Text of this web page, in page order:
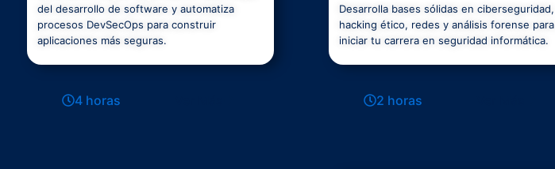
del desarrollo de software y automatiza
procesos DevSecOps para construir
aplicaciones más seguras.
4 horas
Desarrolla bases sólidas en ciberseguridad,
hacking ético, redes y análisis forense para
iniciar tu carrera en seguridad informática.
2 horas